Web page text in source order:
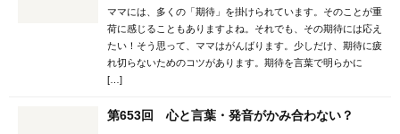
ママには、多くの「期待」を掛けられています。そのことが重
荷に感じることもありますよね。それでも、その期待には応え
たい！そう思って、ママはがんばります。少しだけ、期待に疲
れ切らないためのコツがあります。期待を言葉で明らかに
[…]
第653回 心と言葉・発音がかみ合わない？